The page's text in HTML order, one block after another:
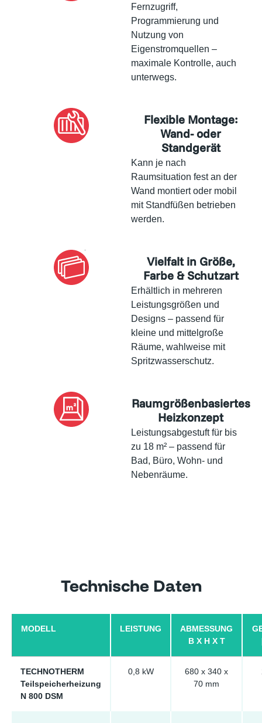
Fernzugriff,
Programmierung und
Nutzung von
Eigenstromquellen –
maximale Kontrolle, auch
unterwegs.
Flexible Montage:
Wand- oder
Standgerät
Kann je nach
Raumsituation fest an der
Wand montiert oder mobil
mit Standfüßen betrieben
werden.
Vielfalt in Größe,
Farbe & Schutzart
Erhältlich in mehreren
Leistungsgrößen und
Designs – passend für
kleine und mittelgroße
Räume, wahlweise mit
Spritzwasserschutz.
Raumgrößenbasiertes
Heizkonzept
Leistungsabgestuft für bis
zu 18 m² – passend für
Bad, Büro, Wohn- und
Nebenräume.
Technische Daten
MODELL LEISTUNG
ABMESSUNG
B X H X T
TECHNOTHERM
Teilspeicherheizung
N 800 DSM
0,8 kW
680 x 340 x
70 mm